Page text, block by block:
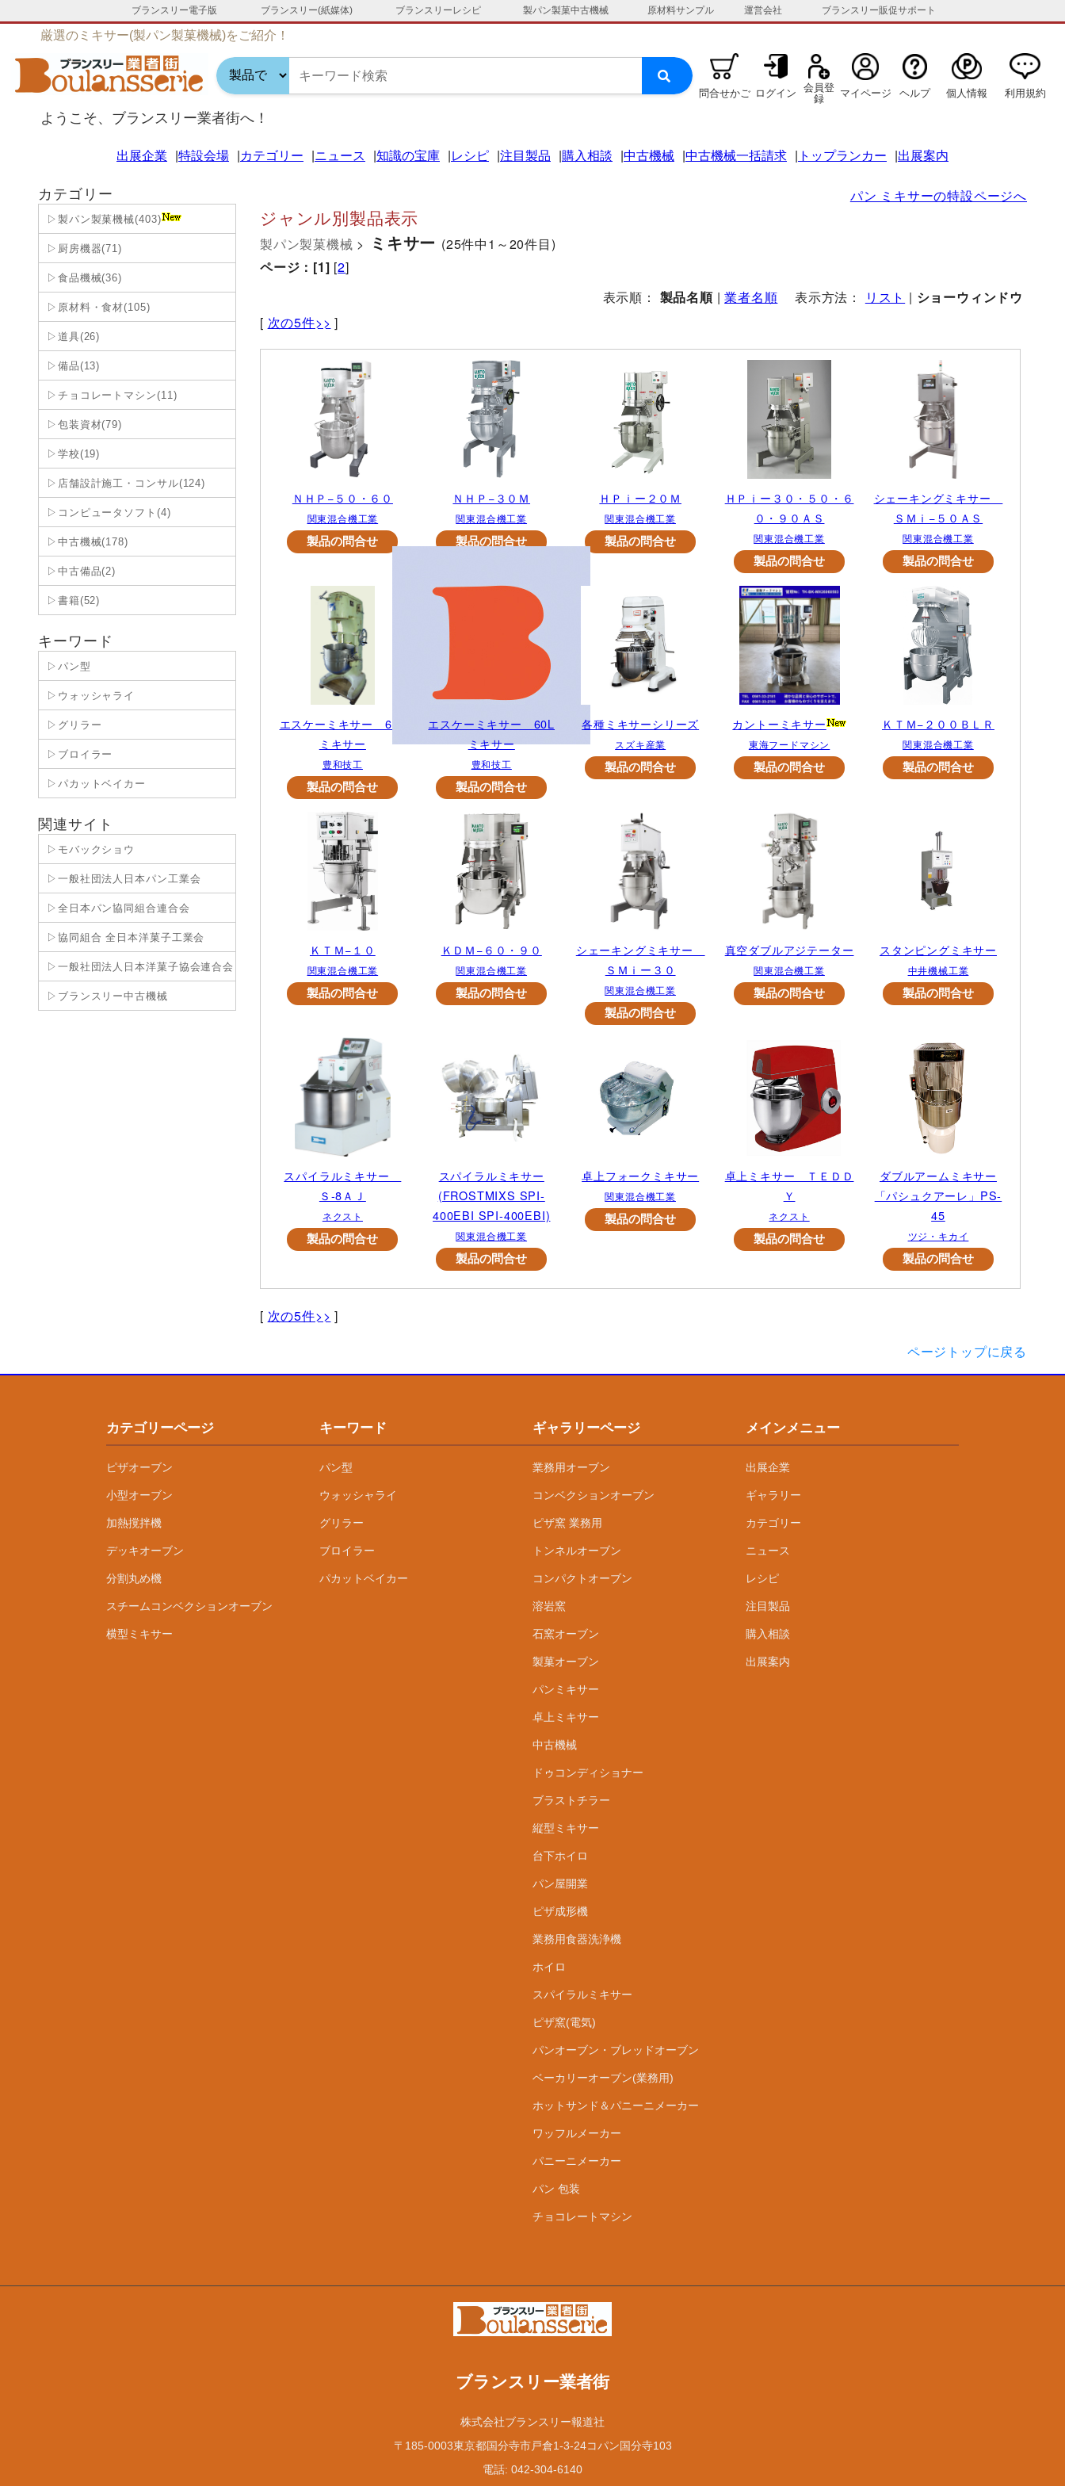
ブランスリー電子版 ブランスリー(紙媒体) ブランスリーレシピ 製パン製菓中古機械 原材料サンプル 運営会社 ブランスリー販促サポート
厳選のミキサー(製パン製菓機械)をご紹介！
問合せかご ログイン
会員登
録
マイページ ヘルプ 個人情報 利用規約
ようこそ、ブランスリー業者街へ！
出展企業 特設会場 カテゴリー ニュース 知識の宝庫 レシピ 注目製品 購入相談 中古機械 中古機械一括請求 トップランカー 出展案内
カテゴリー
▷製パン製菓機械(403)
▷厨房機器(71)
▷食品機械(36)
▷原材料・食材(105)
▷道具(26)
▷備品(13)
▷チョコレートマシン(11)
▷包装資材(79)
▷学校(19)
▷店舗設計施工・コンサル(124)
▷コンピュータソフト(4)
▷中古機械(178)
▷中古備品(2)
▷書籍(52)
キーワード
▷パン型
▷ウォッシャライ
▷グリラー
▷ブロイラー
▷パカットベイカー
関連サイト
▷モバックショウ
▷一般社団法人日本パン工業会
▷全日本パン協同組合連合会
▷協同組合 全日本洋菓子工業会
▷一般社団法人日本洋菓子協会連合会
▷ブランスリー中古機械
パン ミキサーの特設ページへ
ジャンル別製品表示
製パン製菓機械 > ミキサー (25件中1～20件目)
ページ： [1] [2]
表示順： 製品名順|業者名順 表示方法： リスト | ショーウィンドウ
[ 次の5件>> ]
ＮＨＰ−５０・６０
関東混合機工業
ＮＨＰ−３０Ｍ
関東混合機工業
ＨＰｉー２０Ｍ
関東混合機工業
ＨＰｉー３０・５０・６
０・９０ＡＳ
関東混合機工業
シェーキングミキサー
ＳＭｉ−５０ＡＳ
関東混合機工業
エスケーミキサー 60L
ミキサー
豊和技工
エスケーミキサー 60L
ミキサー
豊和技工
各種ミキサーシリーズ
スズキ産業
カントーミキサー
東海フードマシン
ＫＴＭ−２００ＢＬＲ
関東混合機工業
ＫＴＭ−１０
関東混合機工業
ＫＤＭ−６０・９０
関東混合機工業
シェーキングミキサー
ＳＭｉー３０
関東混合機工業
真空ダブルアジテーター
関東混合機工業
スタンピングミキサー
中井機械工業
スパイラルミキサー
Ｓ-8ＡＪ
ネクスト
スパイラルミキサー
(FROSTMIXS SPI-
400EBI SPI-400EBI)
関東混合機工業
卓上フォークミキサー
関東混合機工業
卓上ミキサー ＴＥＤＤ
Ｙ
ネクスト
ダブルアームミキサー
「パシュクアーレ」PS-
45
ツジ・キカイ
[ 次の5件>> ]
ページトップに戻る
カテゴリーページ
ピザオーブン
小型オーブン
加熱撹拌機
デッキオーブン
分割丸め機
スチームコンベクションオーブン
横型ミキサー
キーワード
パン型
ウォッシャライ
グリラー
ブロイラー
パカットベイカー
ギャラリーページ
業務用オーブン
コンベクションオーブン
ピザ窯 業務用
トンネルオーブン
コンパクトオーブン
溶岩窯
石窯オーブン
製菓オーブン
パンミキサー
卓上ミキサー
中古機械
ドゥコンディショナー
ブラストチラー
縦型ミキサー
台下ホイロ
パン屋開業
ピザ成形機
業務用食器洗浄機
ホイロ
スパイラルミキサー
ピザ窯(電気)
パンオーブン・ブレッドオーブン
ベーカリーオーブン(業務用)
ホットサンド＆パニーニメーカー
ワッフルメーカー
パニーニメーカー
パン 包装
チョコレートマシン
メインメニュー
出展企業
ギャラリー
カテゴリー
ニュース
レシピ
注目製品
購入相談
出展案内
ブランスリー業者街
株式会社ブランスリー報道社
〒185-0003東京都国分寺市戸倉1-3-24コパン国分寺103
電話: 042-304-6140